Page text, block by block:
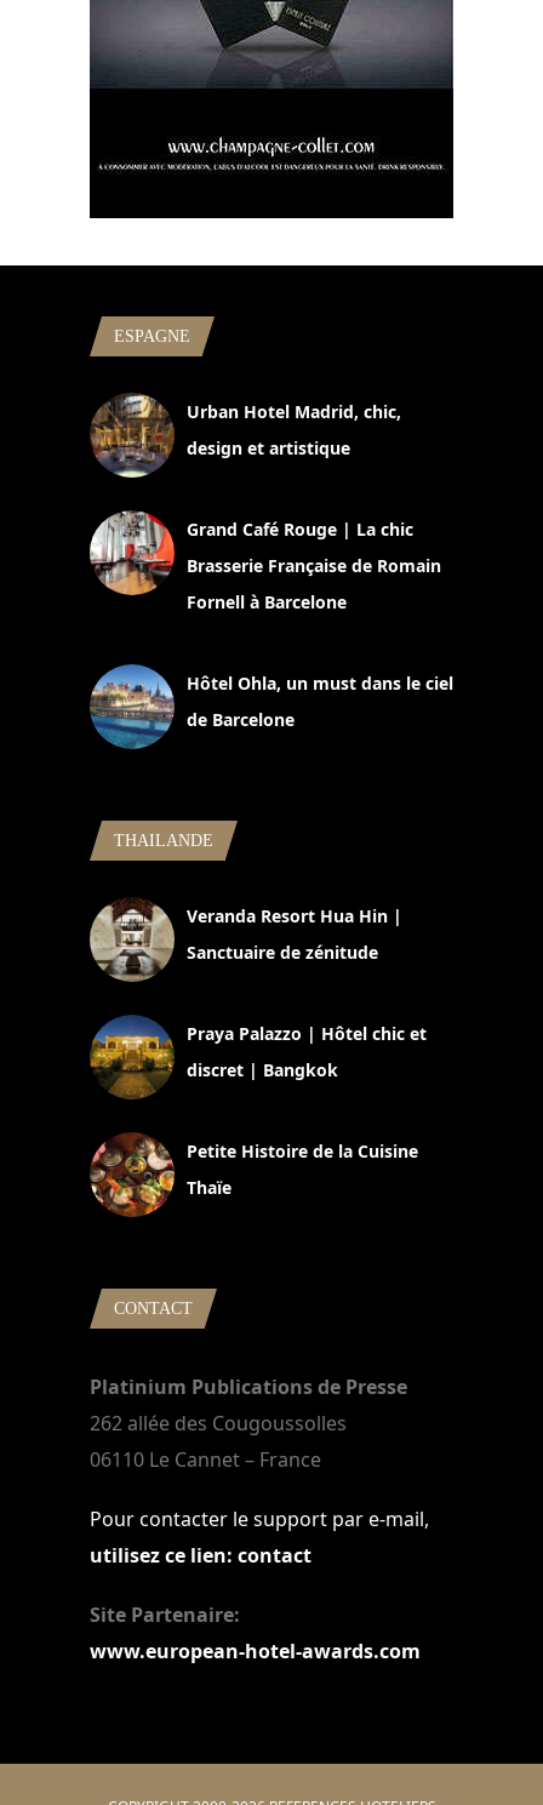
ESPAGNE
Urban Hotel Madrid, chic,
design et artistique
Grand Café Rouge | La chic
Brasserie Française de Romain
Fornell à Barcelone
Hôtel Ohla, un must dans le ciel
de Barcelone
THAILANDE
Veranda Resort Hua Hin |
Sanctuaire de zénitude
Praya Palazzo | Hôtel chic et
discret | Bangkok
Petite Histoire de la Cuisine
Thaïe
CONTACT
Platinium Publications de Presse
262 allée des Cougoussolles
06110 Le Cannet – France
Pour contacter le support par e-mail,
utilisez ce lien: contact
Site Partenaire:
www.european-hotel-awards.com